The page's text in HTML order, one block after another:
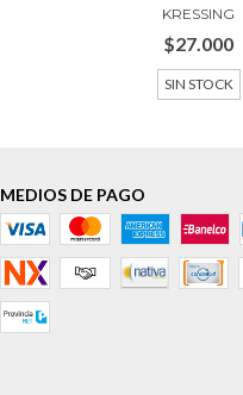
KRESSING
$27.000
SIN STOCK
MEDIOS DE PAGO